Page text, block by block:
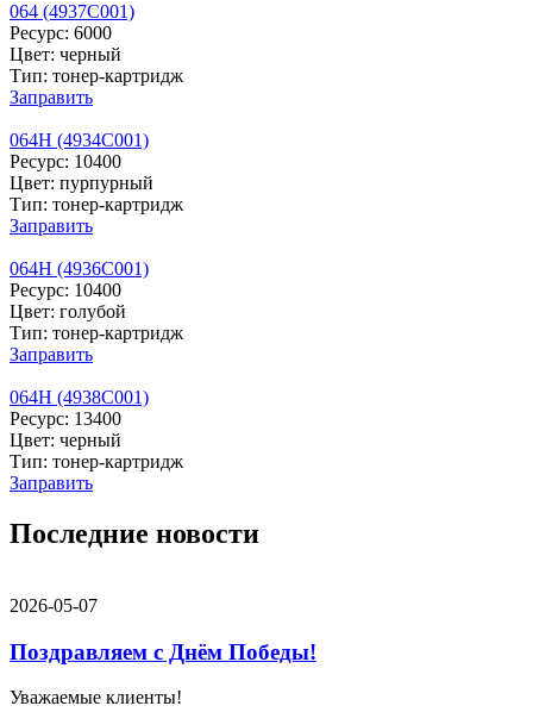
064 (4937C001)
Ресурс: 6000
Цвет: черный
Тип: тонер-картридж
Заправить
064H (4934C001)
Ресурс: 10400
Цвет: пурпурный
Тип: тонер-картридж
Заправить
064H (4936C001)
Ресурс: 10400
Цвет: голубой
Тип: тонер-картридж
Заправить
064H (4938C001)
Ресурс: 13400
Цвет: черный
Тип: тонер-картридж
Заправить
Последние новости
2026-05-07
Поздравляем с Днём Победы!
Уважаемые клиенты!